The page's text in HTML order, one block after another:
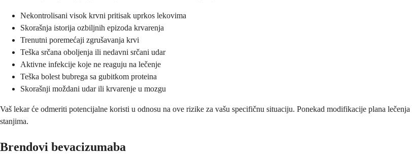
Nekontrolisani visok krvni pritisak uprkos lekovima
Skorašnja istorija ozbiljnih epizoda krvarenja
Trenutni poremećaji zgrušavanja krvi
Teška srčana oboljenja ili nedavni srčani udar
Aktivne infekcije koje ne reaguju na lečenje
Teška bolest bubrega sa gubitkom proteina
Skorašnji moždani udar ili krvarenje u mozgu
Vaš lekar će odmeriti potencijalne koristi u odnosu na ove rizike za vašu specifičnu situaciju. Ponekad modifikacije plana
stanjima.
Brendovi bevacizumaba